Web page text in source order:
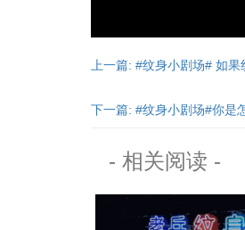
上一篇: #纹身小剧场# 如
下一篇: #纹身小剧场#你是
- 相关阅读 -